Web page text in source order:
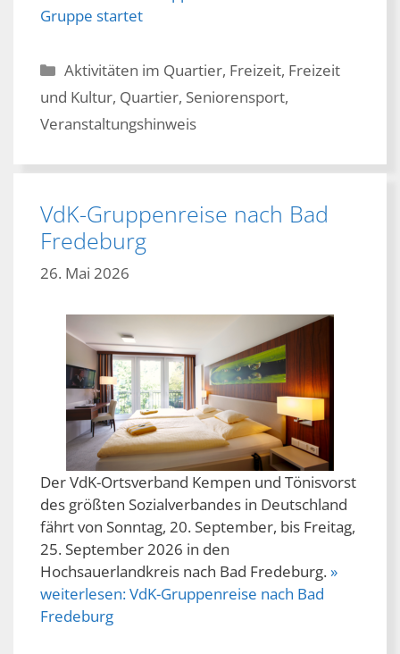
Gruppe startet
Kategorien
Aktivitäten im Quartier, Freizeit, Freizeit
und Kultur, Quartier, Seniorensport,
Veranstaltungshinweis
VdK-Gruppenreise nach Bad
Fredeburg
26. Mai 2026
Der VdK-Ortsverband Kempen und Tönisvorst
des größten Sozialverbandes in Deutschland
fährt von Sonntag, 20. September, bis Freitag,
25. September 2026 in den
Hochsauerlandkreis nach Bad Fredeburg.»
weiterlesen:VdK-Gruppenreise nach Bad
Fredeburg